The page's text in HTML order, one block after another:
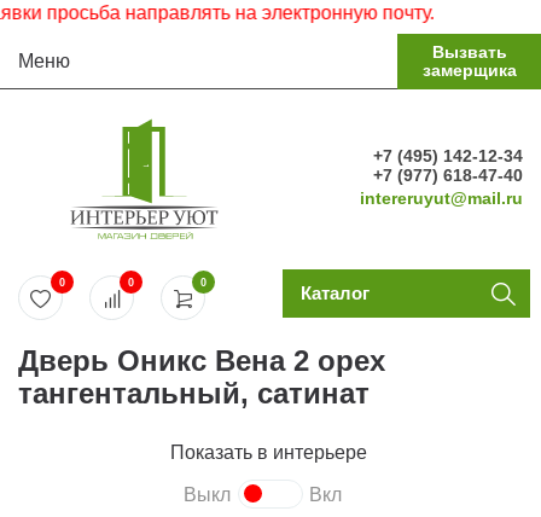
направлять на электронную почту.
Меню
Вызвать
замерщика
+7 (495) 142-12-34
+7 (977) 618-47-40
intereruyut@mail.ru
0
0 0 Каталог
Дверь Оникс Вена 2 орех
тангентальный, сатинат
Показать в интерьере
Выкл Вкл